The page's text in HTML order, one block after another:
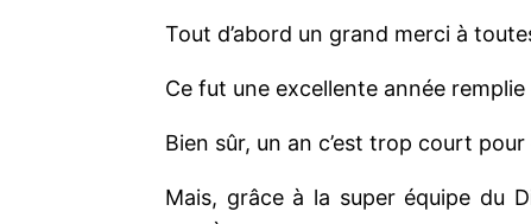
Tout d’abord un grand merci à
Ce fut une excellente année
Bien sûr, un an c’est trop court
Mais, grâce à la super équipe du